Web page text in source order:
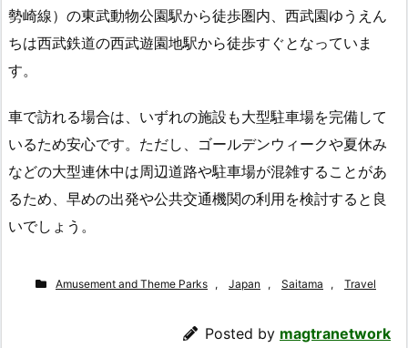
勢崎線）の東武動物公園駅から徒歩圏内、西武園ゆうえん
ちは西武鉄道の西武遊園地駅から徒歩すぐとなっていま
す。
車で訪れる場合は、いずれの施設も大型駐車場を完備して
いるため安心です。ただし、ゴールデンウィークや夏休み
などの大型連休中は周辺道路や駐車場が混雑することがあ
るため、早めの出発や公共交通機関の利用を検討すると良
いでしょう。
Amusement and Theme Parks , Japan , Saitama , Travel
Posted by magtranetwork